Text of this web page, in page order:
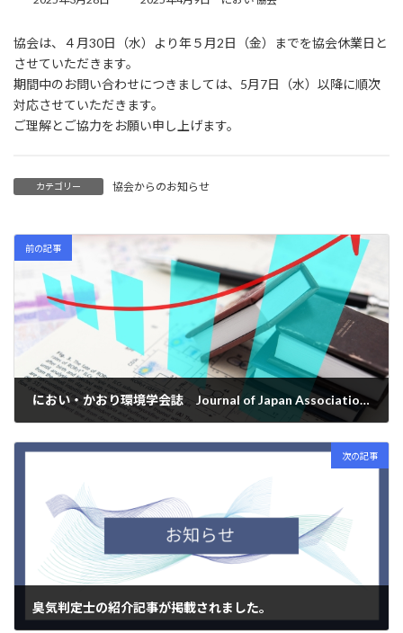
新
時
:
協会は、４月30日（水）より年５月2日（金）までを協会休業日と
させていただきます。
期間中のお問い合わせにつきましては、5月7日（水）以降に順次
対応させていただきます。
ご理解とご協力をお願い申し上げます。
カテゴリー 協会からのお知らせ
前の記事
におい・かおり環境学会誌 Journal of Japan Association on Odor Environment Vol. 56 No.2/2025-March 通巻 No.300
次の記事
臭気判定士の紹介記事が掲載されました。